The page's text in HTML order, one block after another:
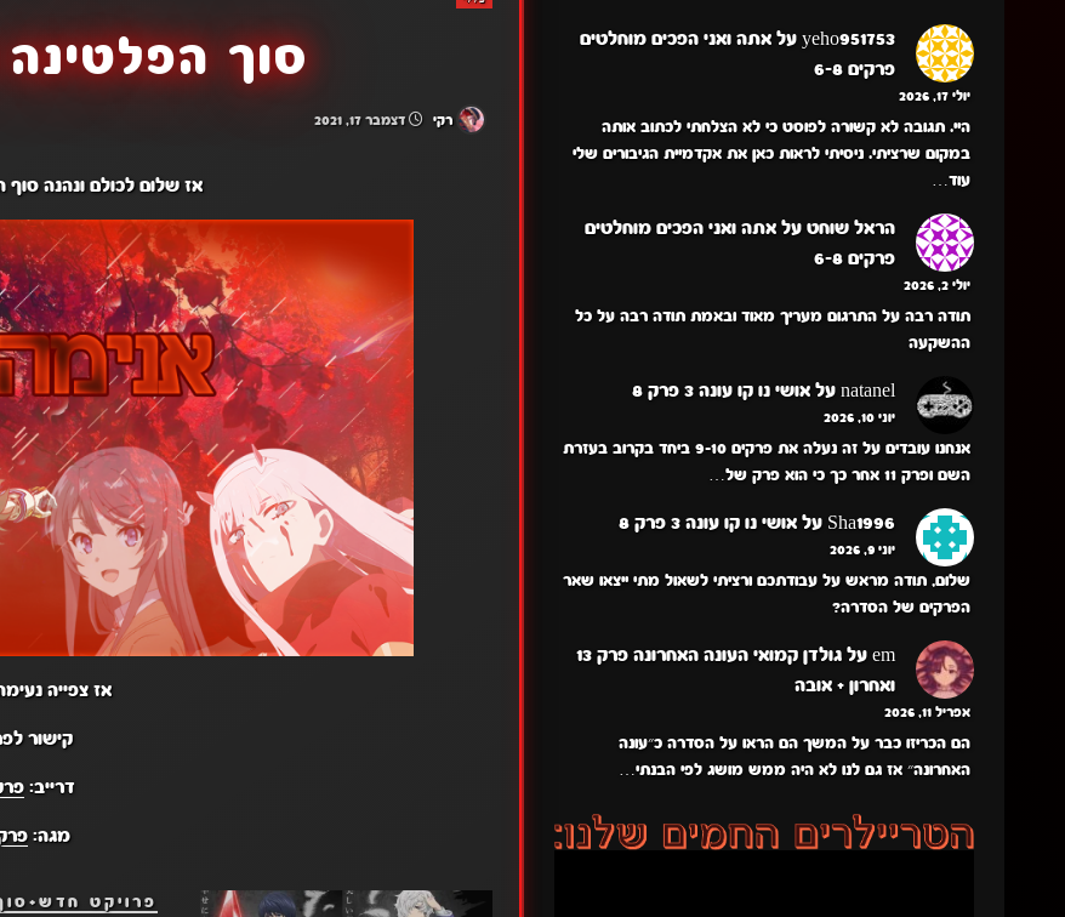
סוך
רקי דצמבר 17, 2021
אז שלום לכולם ונהנה
אז צפייה
קישור
דרייב:פרק
מגה: פרק
פרויקט
yeho951753 עלאתה ואני הפכים מוחלטים
פרקים 6-8
יולי 17, 2026
היי. תגובה לא קשורה לפוסט כי לא הצלחתי לכתוב אותה
במקום שרציתי. ניסיתי לראות כאן את אקדמיית הגיבורים שלי
עוד…
הראל שוחט עלאתה ואני הפכים מוחלטים
פרקים 6-8
יולי 2, 2026
תודה רבה על התרגום מעריך מאוד ובאמת תודה רבה על כל
ההשקעה
natanel עלאושי נו קו עונה 3 פרק 8
יוני 10, 2026
אנחנו עובדים על זה נעלה את פרקים 9-10 ביחד בקרוב בעזרת
השם ופרק 11 אחר כך כי הוא פרק של…
Sha1996 עלאושי נו קו עונה 3 פרק 8
יוני 9, 2026
שלום, תודה מראש על עבודתכם ורציתי לשאול מתי ייצאו שאר
הפרקים של הסדרה?
em על
גולדן קמואי העונה האחרונה פרק 13
ואחרון + אובה
אפריל 11, 2026
הם הכריזו כבר על המשך הם הראו על הסדרה כ״עונה
האחרונה״ אז גם לנו לא היה ממש מושג לפי הבנתי…